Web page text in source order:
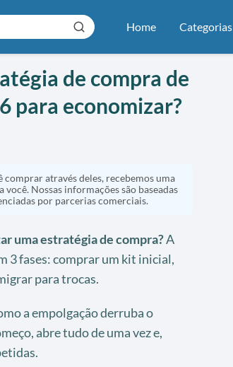
Home Categorias
de compra de
para economizar?
através deles, recebemos uma
Nossas informações são baseadas
por parcerias comerciais.
uma estratégia de compra?A
3 fases: comprar um kit inicial,
para trocas.
a empolgação derruba o
abre tudo de uma vez e,